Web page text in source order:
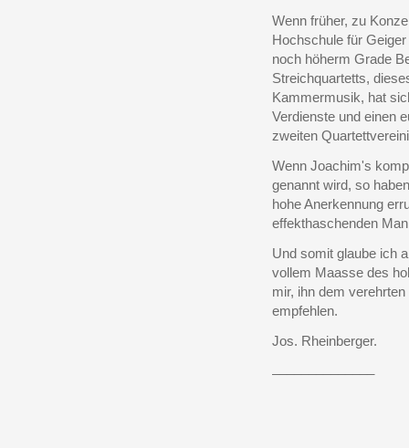
Wenn früher, zu
Hochschule für
noch höherm Grade
Streichquartetts,
Kammermusik, hat
Verdienste und einen
zweiten
Wenn Joachim's
genannt wird, so
hohe Anerkennung
effekthaschenden
Und somit glaube ich
vollem Maasse des
mir, ihn dem
empfehlen.
Jos. Rheinberger.